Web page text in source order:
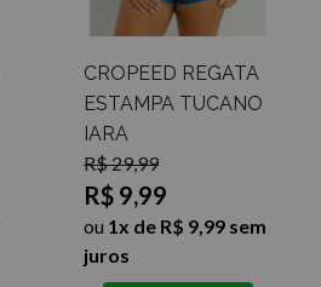
CROPEED REGATA
ESTAMPA TUCANO
IARA
R$ 29,99
R$ 9,99
ou 1x de R$ 9,99 sem
juros